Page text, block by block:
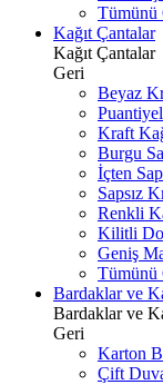
Tümünü
Kağıt Çantalar
Kağıt Çantalar
Geri
Beyaz
Kraft
Burgu
İçten
Sapsız
Renkli
Kilitli
Geniş
Tümünü
Bardaklar ve
Bardaklar ve
Geri
Karton
Çift